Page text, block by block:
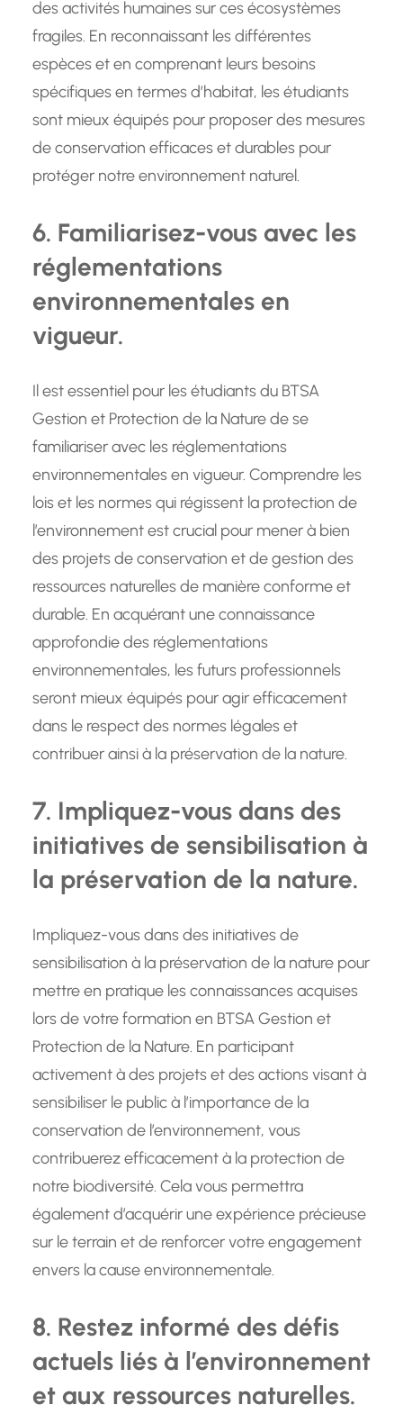
des activités humaines sur ces écosystèmes
fragiles. En reconnaissant les différentes
espèces et en comprenant leurs besoins
spécifiques en termes d’habitat, les étudiants
sont mieux équipés pour proposer des mesures
de conservation efficaces et durables pour
protéger notre environnement naturel.
6. Familiarisez-vous avec les
réglementations
environnementales en
vigueur.
Il est essentiel pour les étudiants du BTSA
Gestion et Protection de la Nature de se
familiariser avec les réglementations
environnementales en vigueur. Comprendre les
lois et les normes qui régissent la protection de
l’environnement est crucial pour mener à bien
des projets de conservation et de gestion des
ressources naturelles de manière conforme et
durable. En acquérant une connaissance
approfondie des réglementations
environnementales, les futurs professionnels
seront mieux équipés pour agir efficacement
dans le respect des normes légales et
contribuer ainsi à la préservation de la nature.
7. Impliquez-vous dans des
initiatives de sensibilisation à
la préservation de la nature.
Impliquez-vous dans des initiatives de
sensibilisation à la préservation de la nature pour
mettre en pratique les connaissances acquises
lors de votre formation en BTSA Gestion et
Protection de la Nature. En participant
activement à des projets et des actions visant à
sensibiliser le public à l’importance de la
conservation de l’environnement, vous
contribuerez efficacement à la protection de
notre biodiversité. Cela vous permettra
également d’acquérir une expérience précieuse
sur le terrain et de renforcer votre engagement
envers la cause environnementale.
8. Restez informé des défis
actuels liés à l’environnement
et aux ressources naturelles.